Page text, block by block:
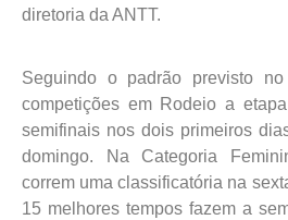
diretoria da ANTT.
Seguindo o padrão previsto
competições em Rodeio a
semifinais nos dois primeiros
domingo. Na Categoria
correm uma classificatória na
15 melhores tempos fazem a